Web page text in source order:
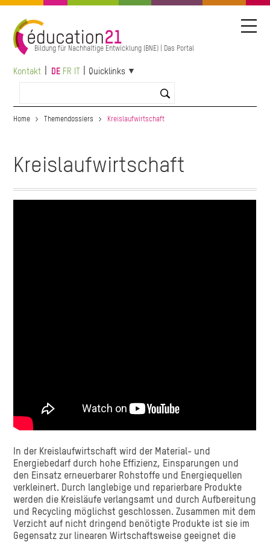
Direkt
Inhalt
Bildung für Nachhaltige Entwicklung (BNE) | Das Portal
Kontakt DE FR Quicklinks
Home Themendossiers Kreislaufwirtschaft
Kreislaufwirtschaft
In der Kreislaufwirtschaft wird der Material- und
Energiebedarf durch hohe Effizienz, Einsparungen und
den Einsatz erneuerbarer Rohstoffe und Energiequellen
verkleinert. Durch langlebige und reparierbare Produkte
werden die Kreisläufe verlangsamt und durch Aufbereitung
und Recycling möglichst geschlossen. Zusammen mit dem
Verzicht auf nicht dringend benötigte Produkte ist sie im
Gegensatz zur linearen Wirtschaftsweise geeignet die